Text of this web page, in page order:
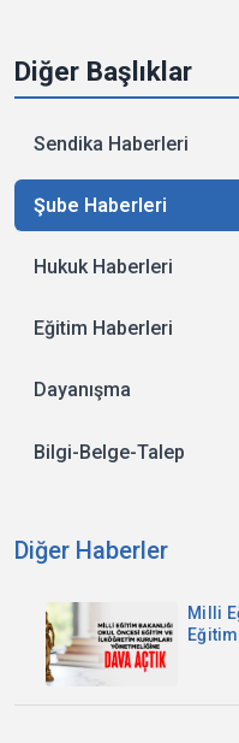
Diğer Başlıklar
Sendika Haberleri
Şube Haberleri
Hukuk Haberleri
Eğitim Haberleri
Dayanışma
Bilgi-Belge-Talep
Diğer Haberler
Milli